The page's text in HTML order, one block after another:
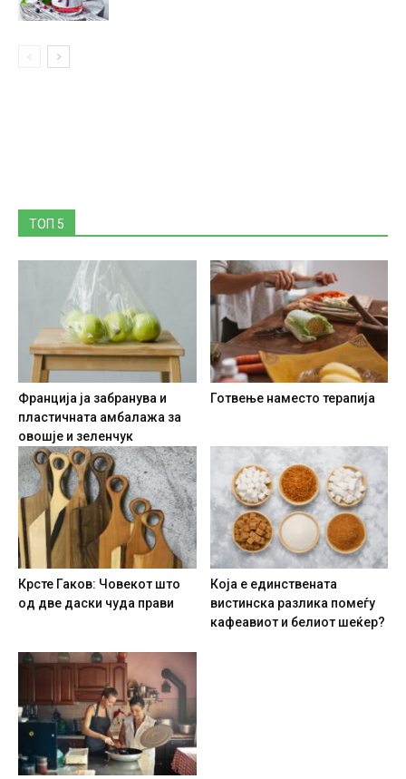
ТОП 5
Франција ја забранува и
пластичната амбалажа за
овошје и зеленчук
Готвење наместо терапија
Крсте Гаков: Човекот што
од две даски чуда прави
Која е единствената
вистинска разлика помеѓу
кафеавиот и белиот шеќер?